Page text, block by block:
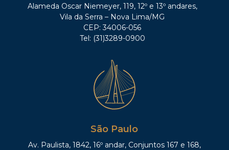
Alameda Oscar Niemeyer, 119, 12º e 13º andares,
Vila da Serra – Nova Lima/MG
CEP: 34006-056
Tel: (31)3289-0900
São Paulo
Av. Paulista, 1842, 16º andar, Conjuntos 167 e 168,